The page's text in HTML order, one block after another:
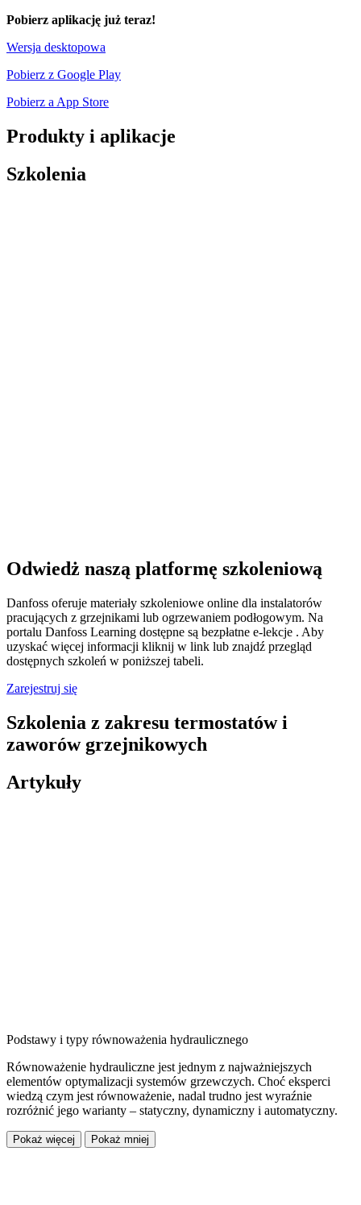
Pobierz aplikację już teraz!
Wersja desktopowa
Pobierz z Google Play
Pobierz a App Store
Produkty i aplikacje
Szkolenia
Odwiedż naszą platformę szkoleniową
Danfoss oferuje materiały szkoleniowe online dla instalatorów
pracujących z grzejnikami lub ogrzewaniem podłogowym. Na
portalu Danfoss Learning dostępne są bezpłatne e-lekcje . Aby
uzyskać więcej informacji kliknij w link lub znajdź przegląd
dostępnych szkoleń w poniższej tabeli.
Zarejestruj się
Szkolenia z zakresu termostatów i
zaworów grzejnikowych
Artykuły
Podstawy i typy równoważenia hydraulicznego
Równoważenie hydrauliczne jest jednym z najważniejszych
elementów optymalizacji systemów grzewczych. Choć eksperci
wiedzą czym jest równoważenie, nadal trudno jest wyraźnie
rozróżnić jego warianty – statyczny, dynamiczny i automatyczny.
Pokaż więcej Pokaż mniej